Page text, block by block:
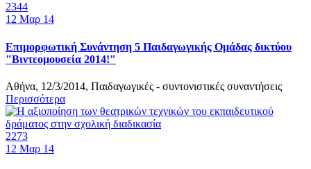
2344
12 Μαρ 14
Επιμορφωτική Συνάντηση 5 Παιδαγωγικής Ομάδας δικτύου
"Βιντεομουσεία 2014!"
Αθήνα, 12/3/2014, Παιδαγωγικές - συντονιστικές συναντήσεις
Περισσότερα
2273
12 Μαρ 14